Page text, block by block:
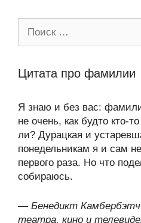
Цитата про фамилии
Я знаю и без вас:
не очень, как будто кто-
ли? Дурацкая и
понедельникам я и сам
первого раза. Но что
собираюсь.
— Бенедикт
театра, кино и